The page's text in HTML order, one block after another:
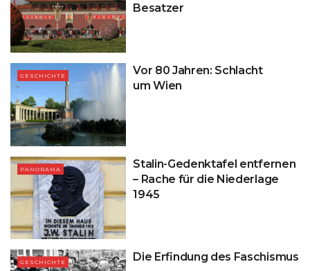
Besatzer
GESCHICHTE
Vor 80 Jahren: Schlacht
um Wien
PANORAMA
Stalin-Gedenktafel entfernen
– Rache für die Niederlage
1945
GESCHICHTE Die Erfindung des Faschismus